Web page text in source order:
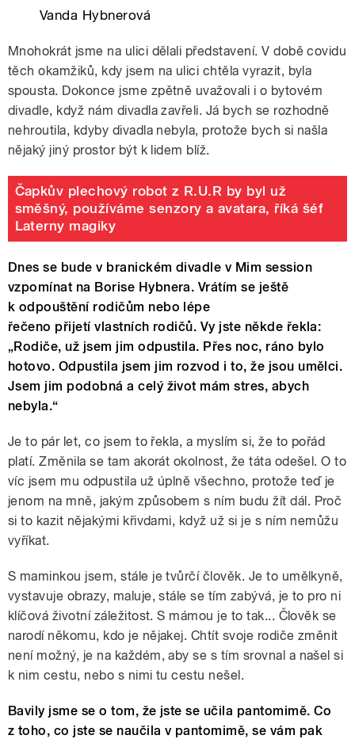
Vanda Hybnerová
Mnohokrát jsme na ulici dělali představení. V době covidu
těch okamžiků, kdy jsem na ulici chtěla vyrazit, byla
spousta. Dokonce jsme zpětně uvažovali i o bytovém
divadle, když nám divadla zavřeli. Já bych se rozhodně
nehroutila, kdyby divadla nebyla, protože bych si našla
nějaký jiný prostor být k lidem blíž.
Čapkův plechový robot z R.U.R by byl už
směšný, používáme senzory a avatara, říká šéf
Laterny magiky
Dnes se bude v branickém divadle v Mim session
vzpomínat na Borise Hybnera. Vrátím se ještě
k odpouštění rodičům nebo lépe
řečeno přijetí vlastních rodičů. Vy jste někde řekla:
„Rodiče, už jsem jim odpustila. Přes noc, ráno bylo
hotovo. Odpustila jsem jim rozvod i to, že jsou umělci.
Jsem jim podobná a celý život mám stres, abych
nebyla.“
Je to pár let, co jsem to řekla, a myslím si, že to pořád
platí. Změnila se tam akorát okolnost, že táta odešel. O to
víc jsem mu odpustila už úplně všechno, protože teď je
jenom na mně, jakým způsobem s ním budu žít dál. Proč
si to kazit nějakými křivdami, když už si je s ním nemůžu
vyříkat.
S maminkou jsem, stále je tvůrčí člověk. Je to umělkyně,
vystavuje obrazy, maluje, stále se tím zabývá, je to pro ni
klíčová životní záležitost. S mámou je to tak... Člověk se
narodí někomu, kdo je nějakej. Chtít svoje rodiče změnit
není možný, je na každém, aby se s tím srovnal a našel si
k nim cestu, nebo s nimi tu cestu nešel.
Bavily jsme se o tom, že jste se učila pantomimě. Co
z toho, co jste se naučila v pantomimě, se vám pak